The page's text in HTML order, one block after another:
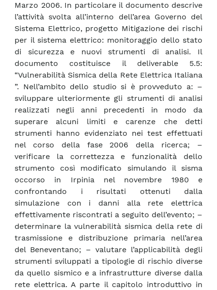
Marzo 2006. In particolare il documento descrive
l’attività svolta all’interno dell’area Governo del
Sistema Elettrico, progetto Mitigazione dei rischi
per il sistema elettrico: monitoraggio dello stato
di sicurezza e nuovi strumenti di analisi. Il
documento costituisce il deliverable 5.5:
“Vulnerabilità Sismica della Rete Elettrica Italiana
”. Nell’ambito dello studio si è provveduto a: –
sviluppare ulteriormente gli strumenti di analisi
realizzati negli anni precedenti in modo da
superare alcuni limiti e carenze che detti
strumenti hanno evidenziato nei test effettuati
nel corso della fase 2006 della ricerca; –
verificare la correttezza e funzionalità dello
strumento così modificato simulando il sisma
occorso in Irpinia nel novembre 1980 e
confrontando i risultati ottenuti dalla
simulazione con i danni alla rete elettrica
effettivamente riscontrati a seguito dell’evento; –
determinare la vulnerabilità sismica della rete di
trasmissione e distribuzione primaria nell’area
del Beneventano; – valutare l’applicabilità degli
strumenti sviluppati a tipologie di rischio diverse
da quello sismico e a infrastrutture diverse dalla
rete elettrica. A parte il capitolo introduttivo in